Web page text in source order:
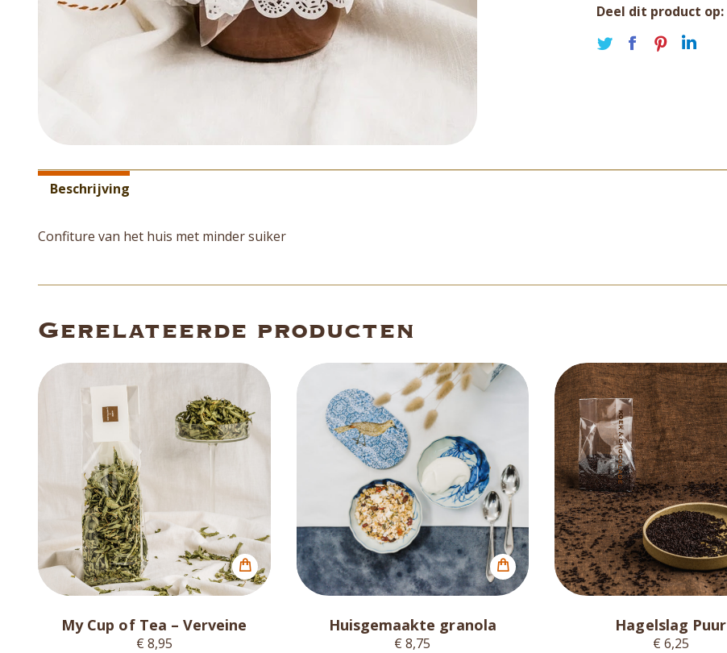
Deel dit product op:
Deel Deel Deel
Beschrijving
Confiture van het huis met minder suiker
Gerelateerde producten
My Cup of Tea – Verveine
€ 8,95
Huisgemaakte granola
€ 8,75
Hagelslag Puur
€ 6,25